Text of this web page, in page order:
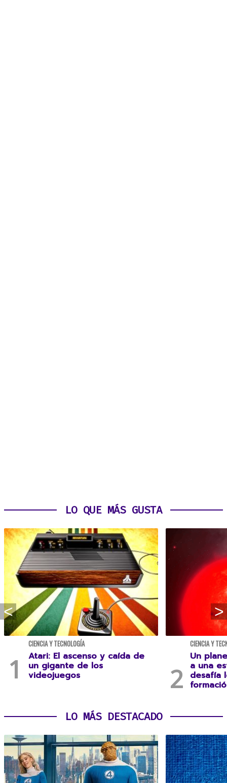
LO QUE MÁS GUSTA
CIENCIA Y TECNOLOGÍA
Atari: El ascenso y caída de
un gigante de los
videojuegos
CIENCIA Y
Un
a una
desafía
LO MÁS DESTACADO